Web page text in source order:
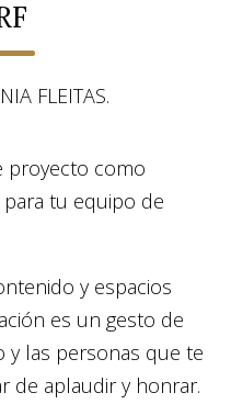
FLEITAS.
proyecto como
tu equipo de
y espacios
es un gesto de
y las personas que te
de aplaudir y honrar.